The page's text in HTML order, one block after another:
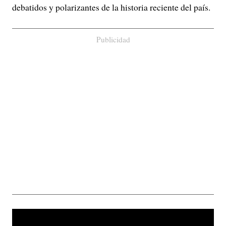
debatidos y polarizantes de la historia reciente del país.
Publicidad